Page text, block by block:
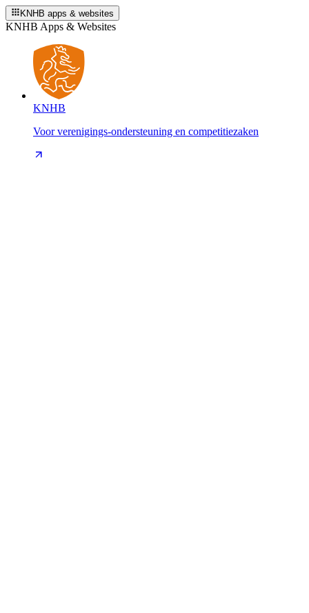
KNHB apps & websites
KNHB Apps & Websites
KNHB
Voor verenigings-ondersteuning en competitiezaken